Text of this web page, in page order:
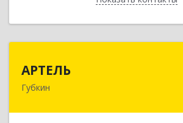
АРТЕЛЬ
Губкин309181, Белгородская обл,